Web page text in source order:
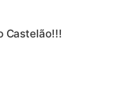
Castelão!!!